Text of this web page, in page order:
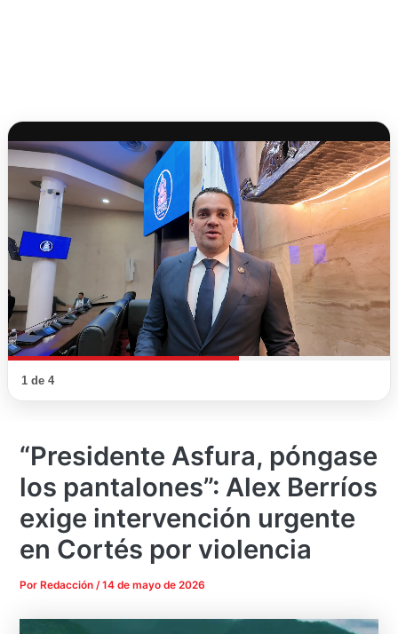
1 de 4
“Presidente Asfura, póngase
los pantalones”: Alex Berríos
exige intervención urgente
en Cortés por violencia
Por Redacción/14 de mayo de 2026